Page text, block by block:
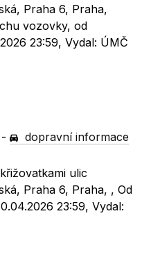
Praha 6, Praha,
vozovky, od
23:59, Vydal: ÚMČ
-
dopravní informace
ulic
Praha 6, Praha, , Od
23:59, Vydal: